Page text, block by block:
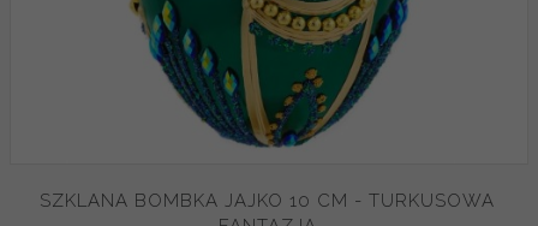
SZKLANA BOMBKA JAJKO 10 CM - TURKUSOWA